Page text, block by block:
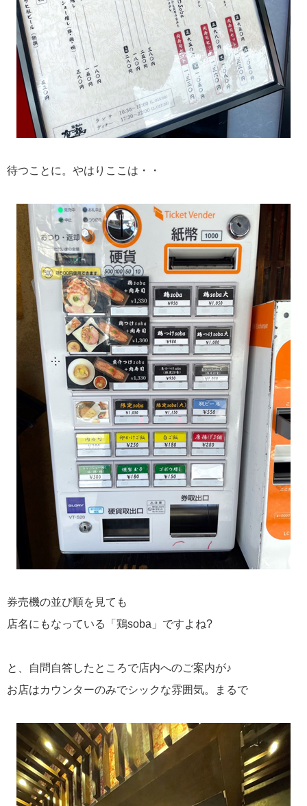
待つことに。やはりここは・・
券売機の並び順を見ても
店名にもなっている「鶏soba」ですよね?
と、自問自答したところで店内へのご案内が♪
お店はカウンターのみでシックな雰囲気。まるで